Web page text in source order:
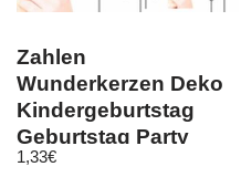
Zahlen
Wunderkerzen Deko
Kindergeburtstag
Geburtstag Party
Silvester Sparkler
1,33€